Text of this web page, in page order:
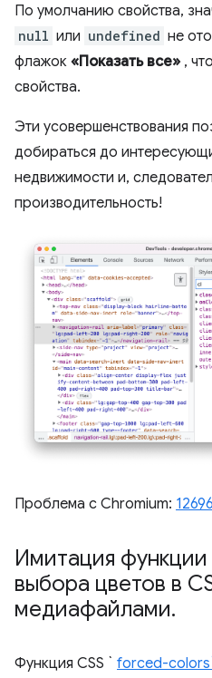
По умолчанию свойства,
null или undefined не
флажок «Показать все» ,
свойства.
Эти усовершенствования
добираться до
недвижимости и,
производительность!
Проблема с Chromium:
Имитация функции
выбора цветов в
медиафайлами.
Функция CSS ` forced-